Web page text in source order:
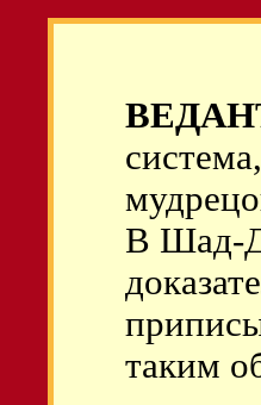
В Шад-
таким